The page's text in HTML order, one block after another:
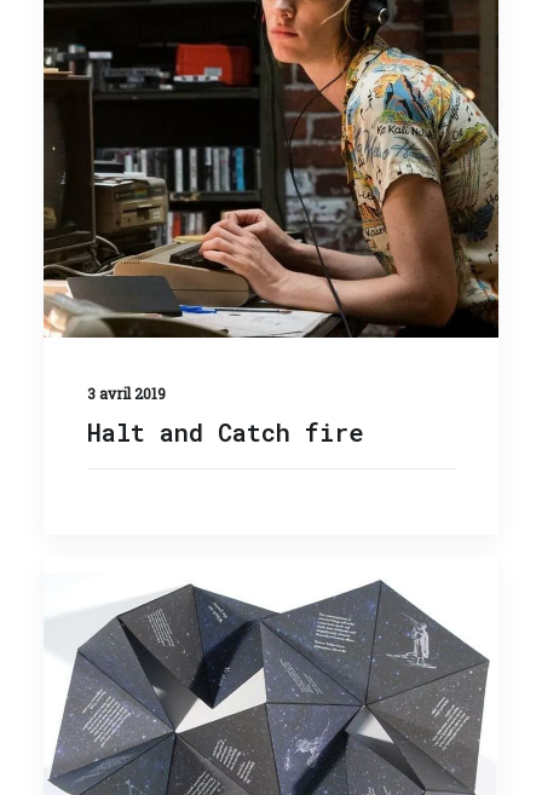
3 avril 2019
Halt and Catch fire